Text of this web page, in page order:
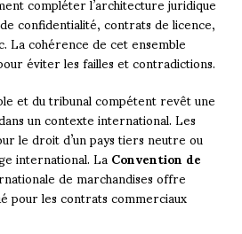
confidentialité, contrats de licence,
La cohérence de cet ensemble
éviter les failles et contradictions.
et du tribunal compétent revêt une
un contexte international. Les
le droit d’un pays tiers neutre ou
international. LaConvention de
de marchandises offre
pour les contrats commerciaux